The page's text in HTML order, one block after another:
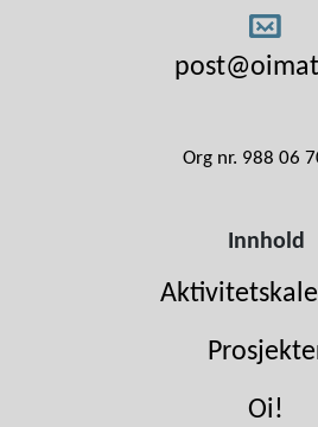
Org nr. 988 06
Innhold
Oi!